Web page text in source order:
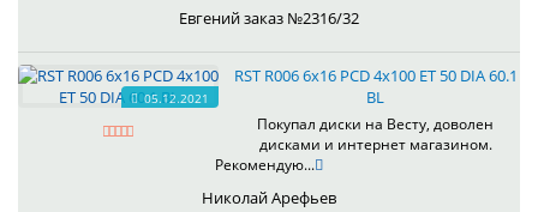
Евгений заказ №2316/32
05.12.2021
RST R006 6x16 PCD 4x100 ET 50 DIA 60.1
BL
Покупал диски на Весту, доволен
дисками и интернет магазином.
Рекомендую...
Николай Арефьев